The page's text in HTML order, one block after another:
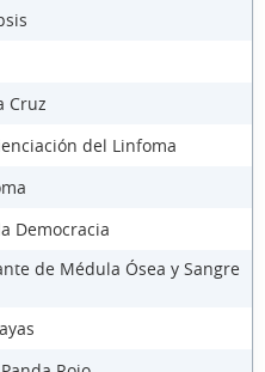
Cruz
del Linfoma
Democracia
de Médula Ósea y Sangre